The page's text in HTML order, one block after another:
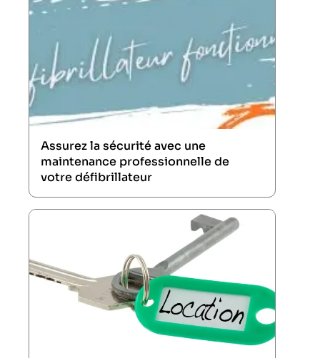
Assurez la sécurité avec une
maintenance professionnelle de
votre défibrillateur